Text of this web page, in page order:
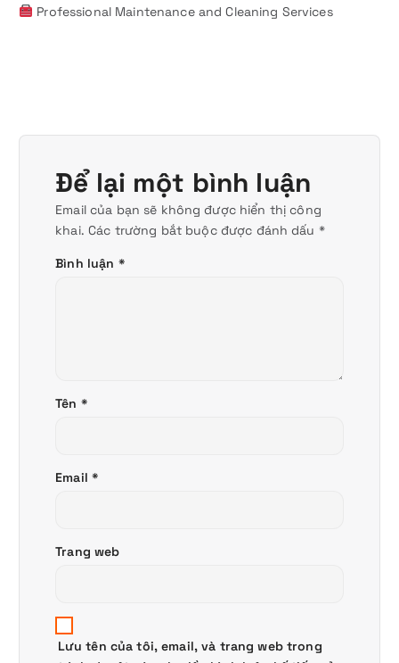
Professional Maintenance and Cleaning Services
Để lại một bình luận
Email của bạn sẽ không được hiển thị công
khai. Các trường bắt buộc được đánh dấu *
Bình luận *
Tên *
Email *
Trang web
Lưu tên của tôi, email, và trang web trong